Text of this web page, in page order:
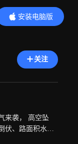
安装电脑版
内容更精彩
关注
来袭， 高空坠
伏、路面积水隐